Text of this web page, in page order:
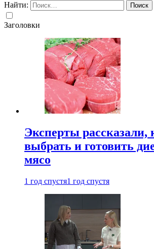
Найти:
Заголовки
Эксперты рассказали,
выбрать и готовить
мясо
1 год спустя1 год спустя